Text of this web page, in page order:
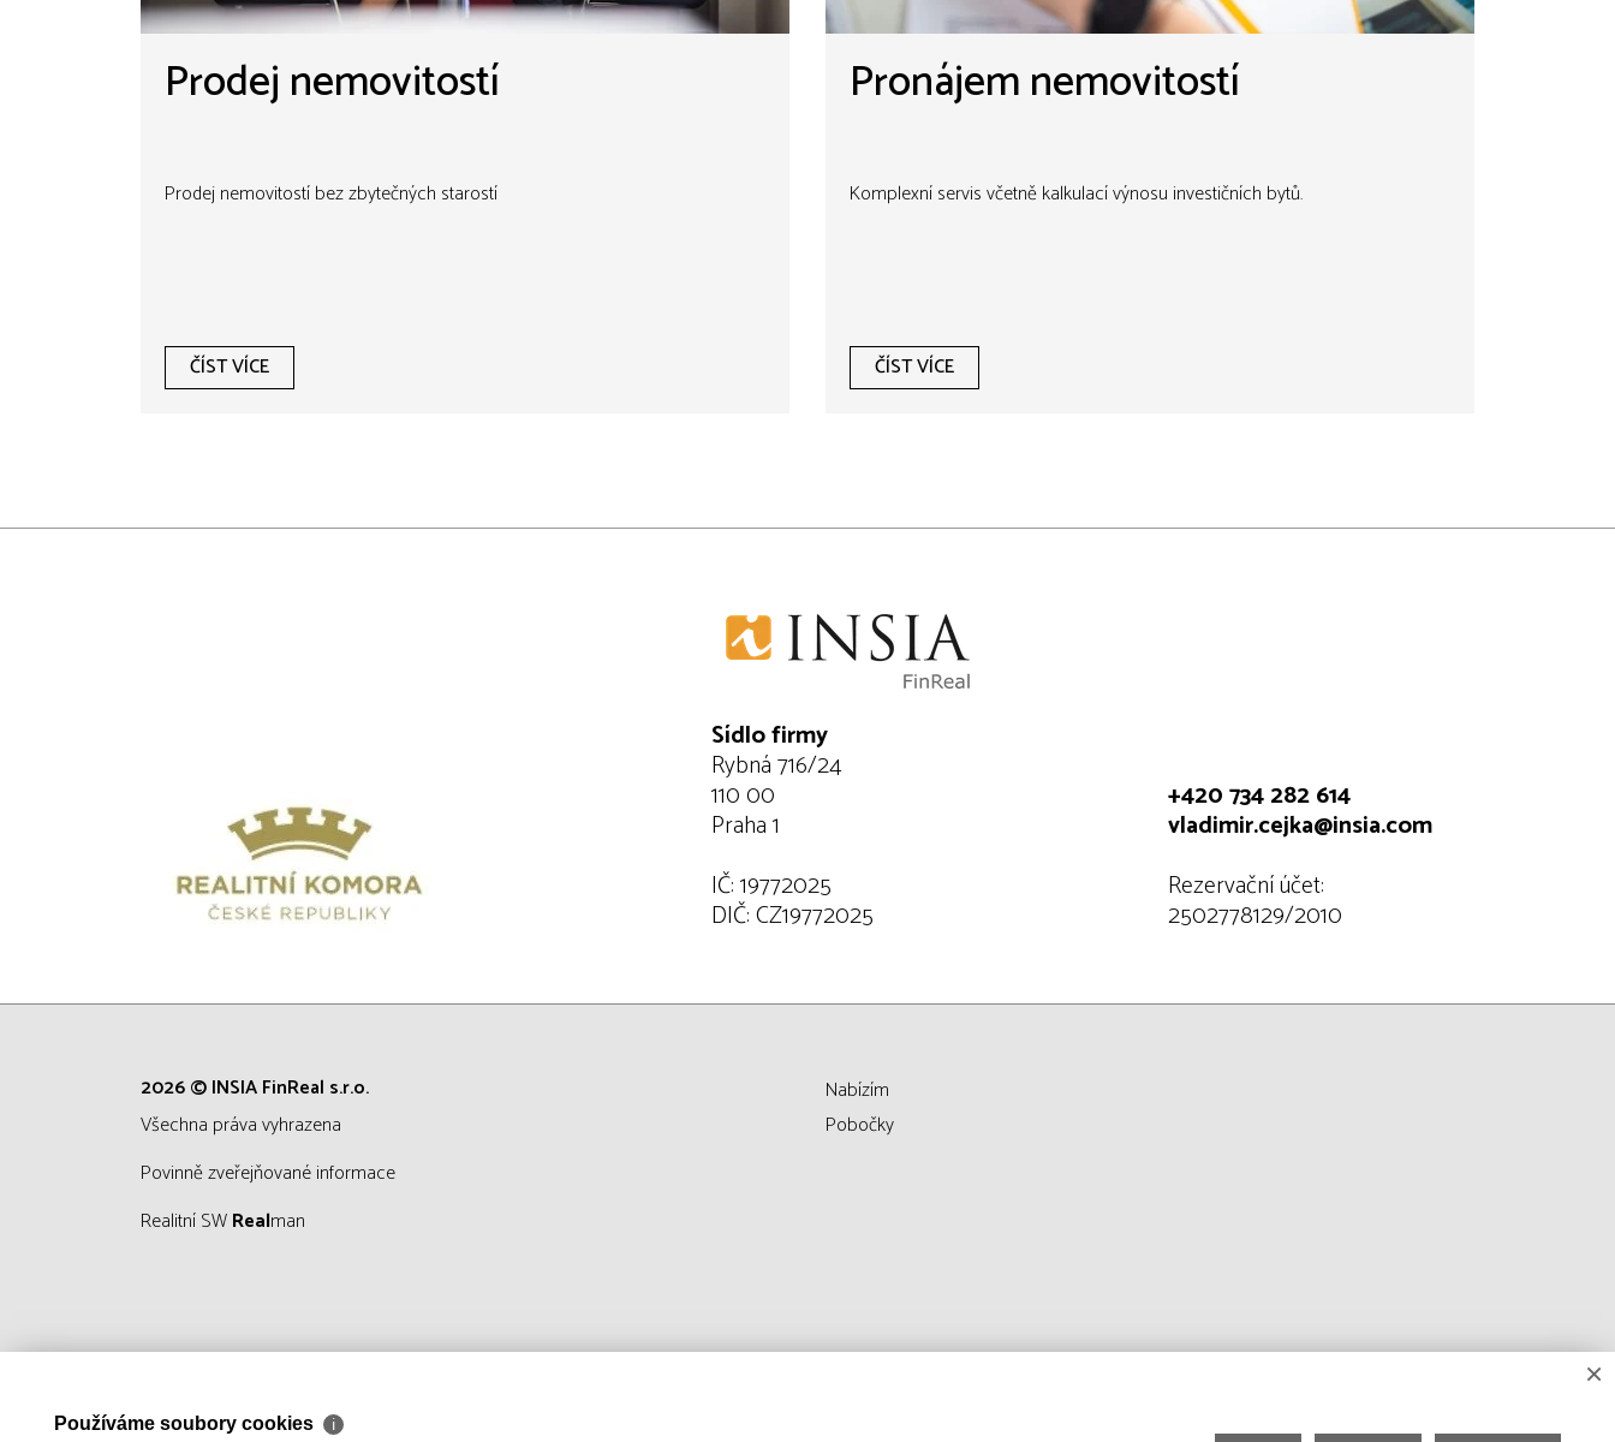
Prodej nemovitostí
Prodej nemovitostí bez zbytečných starostí
ČÍST VÍCE
Pronájem nemovitostí
Komplexní servis včetně kalkulací výnosu investičních bytů.
ČÍST VÍCE
Sídlo firmy
Rybná 716/24
110 00
Praha 1
IČ: 19772025
DIČ: CZ19772025
+420 734 282 614
vladimir.cejka@insia.com
Rezervační účet:
2502778129/2010
2026 © INSIA FinReal s.r.o.
všechna práva vyhrazena
Povinně zveřejňované informace
Realitní SWRealman
Nabízím
Pobočky
×
Používáme soubory cookies ℹ